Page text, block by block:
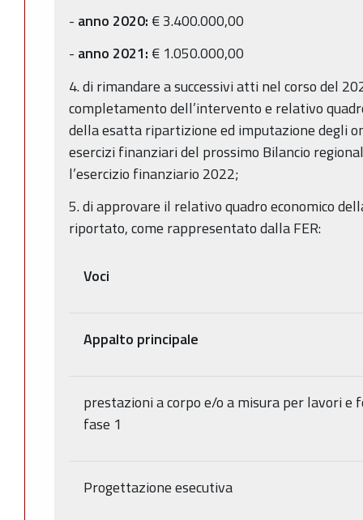
- anno 2020: € 3.400.000,00
- anno 2021: € 1.050.000,00
4. di rimandare a successivi atti nel corso del
completamento dell’intervento e relativo
della esatta ripartizione ed imputazione degli
esercizi finanziari del prossimo Bilancio
l’esercizio finanziario 2022;
5. di approvare il relativo quadro economico
riportato, come rappresentato dalla FER:
Voci
Appalto principale
prestazioni a corpo e/o a misura per lavori e
fase 1
Progettazione esecutiva